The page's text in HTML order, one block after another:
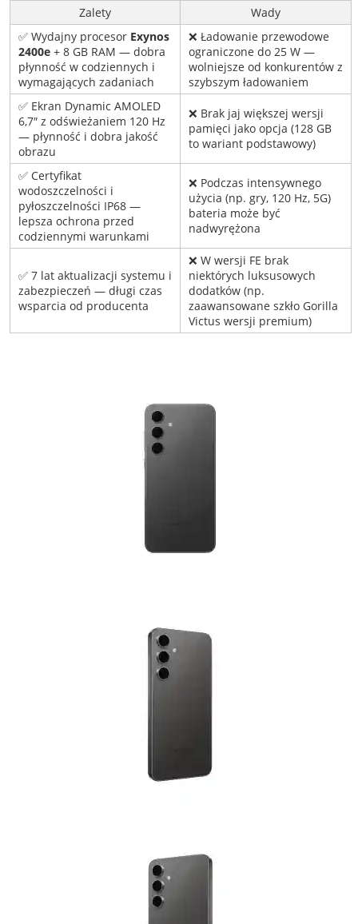
Zalety
Wady
✅ Wydajny procesor Exynos
2400e+ 8 GB RAM — dobra
płynność w codziennych i
wymagających zadaniach
❌ Ładowanie przewodowe
ograniczone do 25 W —
wolniejsze od konkurentów z
szybszym ładowaniem
✅ Ekran Dynamic AMOLED
6,7″ z odświeżaniem 120 Hz
— płynność i dobra jakość
obrazu
❌ Brak jaj większej wersji
pamięci jako opcja (128 GB
to wariant podstawowy)
✅ Certyfikat
wodoszczelności i
pyłoszczelności IP68 —
lepsza ochrona przed
codziennymi warunkami
❌ Podczas intensywnego
użycia (np. gry, 120 Hz, 5G)
bateria może być
nadwyrężona
✅ 7 lat aktualizacji systemu i
zabezpieczeń — długi czas
wsparcia od producenta
❌ W wersji FE brak
niektórych luksusowych
dodatków (np.
zaawansowane szkło Gorilla
Victus wersji premium)